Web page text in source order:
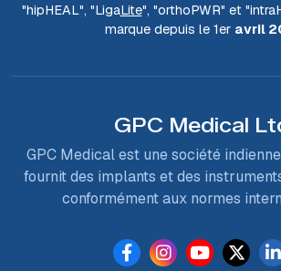
"hipHEAL", "LigaLite", "orthoPWR" et "intra
marque depuis le 1er avril
GPC Medical
GPC Medical est une société
fournit des implants et des
conformément aux normes